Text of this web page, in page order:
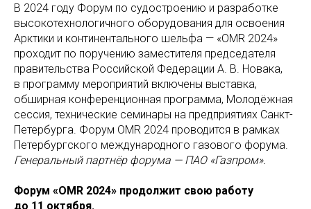
В 2024 году Форум по судостроению и разработке
высокотехнологичного оборудования для освоения
Арктики и континентального шельфа — «OMR 2024»
проходит по поручению заместителя председателя
правительства Российской Федерации А. В. Новака,
в программу мероприятий включены выставка,
обширная конференционная программа, Молодёжная
сессия, технические семинары на предприятиях Санкт-
Петербурга. Форум OMR 2024 проводится в рамках
Петербургского международного газового форума.
Генеральный партнёр форума — ПАО «Газпром».
Форум «OMR 2024» продолжит свою работу
до 11 октября.